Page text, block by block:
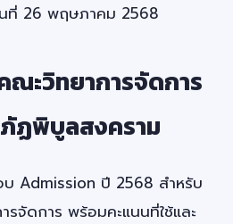
นที่ 26 พฤษภาคม 2568
ณะวิทยาการจัดการ
ฏพิบูลสงคราม
Admission ปี 2568 สำหรับ
รจัดการ พร้อมคะแนนที่ใช้และ